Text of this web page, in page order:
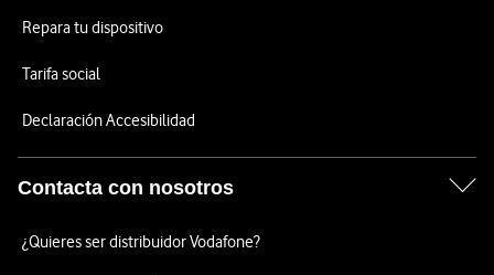
Repara tu dispositivo
Tarifa social
Declaración Accesibilidad
Contacta con nosotros
¿Quieres ser distribuidor Vodafone?